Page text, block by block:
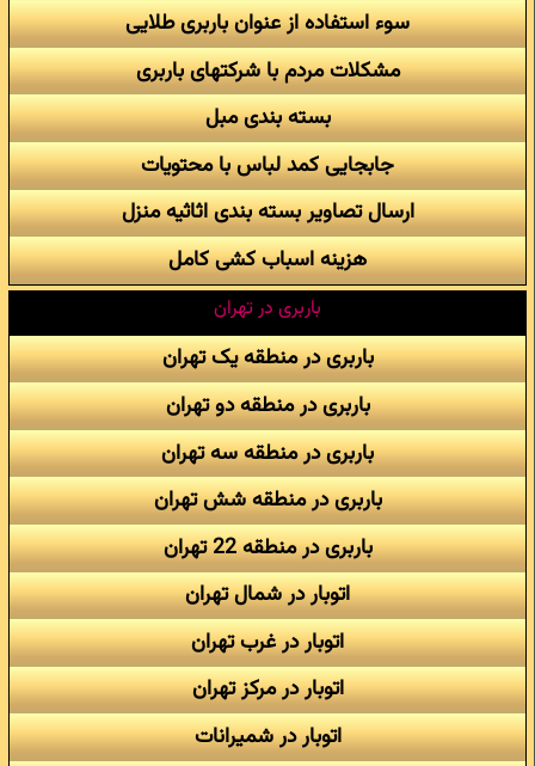
سوء استفاده از عنوان باربری طلایی
مشکلات مردم با شرکتهای باربری
بسته بندی مبل
جابجایی کمد لباس با محتویات
ارسال تصاویر بسته بندی اثاثیه منزل
هزینه اسباب کشی کامل
باربری در تهران
باربری در منطقه یک تهران
باربری در منطقه دو تهران
باربری در منطقه سه تهران
باربری در منطقه شش تهران
باربری در منطقه 22 تهران
اتوبار در شمال تهران
اتوبار در غرب تهران
اتوبار در مرکز تهران
اتوبار در شمیرانات